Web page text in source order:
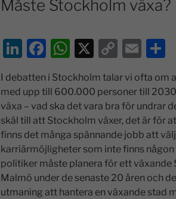
Måste Stockholm växa?
Li
k
e
dI
n
F
a
c
e
b
o
o
k
W
h
at
s
A
p
p
X
C
p
y
Li
n
k
E
m
ai
l
D
a
I debatten i Stockholm talar vi ofta
med upp till 600.000 personer till
växa – vad ska det vara bra för undrar
skäl till att Stockholm växer, det är för
finns det många spännande jobb att
karriärmöjligheter som inte finns
politiker måste planera för ett
Malmö under de senaste 20 åren och
utmaning att hantera en växande stad